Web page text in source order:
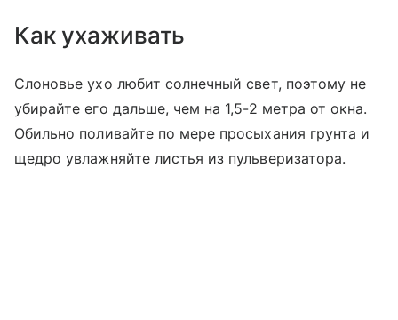
Как ухаживать
Слоновье ухо любит солнечный свет, поэтому не
убирайте его дальше, чем на 1,5-2 метра от окна.
Обильно поливайте по мере просыхания грунта и
щедро увлажняйте листья из пульверизатора.